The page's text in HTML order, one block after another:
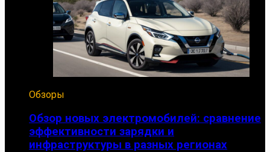
Обзоры
Обзор новых электромобилей: сравнение
эффективности зарядки и
инфраструктуры в разных регионах